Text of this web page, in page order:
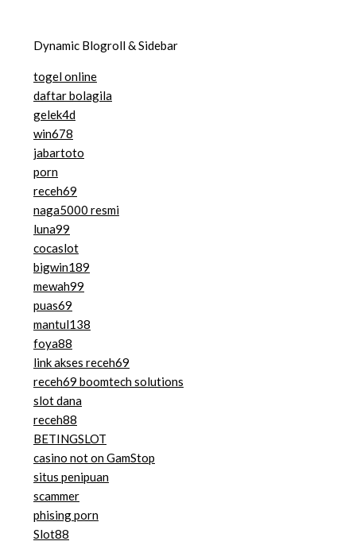
Dynamic Blogroll & Sidebar
togel online
daftar bolagila
gelek4d
win678
jabartoto
porn
receh69
naga5000 resmi
luna99
cocaslot
bigwin189
mewah99
puas69
mantul138
foya88
link akses receh69
receh69 boomtech solutions
slot dana
receh88
BETINGSLOT
casino not on GamStop
situs penipuan
scammer
phising porn
Slot88